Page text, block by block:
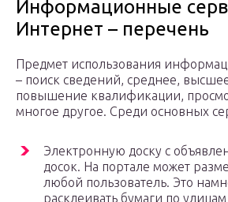
Информационные
Интернет – перечень
Предмет использования
– поиск сведений, среднее,
повышение квалификации,
многое другое. Среди основных
Электронную доску с
досок. На портале может
любой пользователь. Это
расклеивать бумаги по